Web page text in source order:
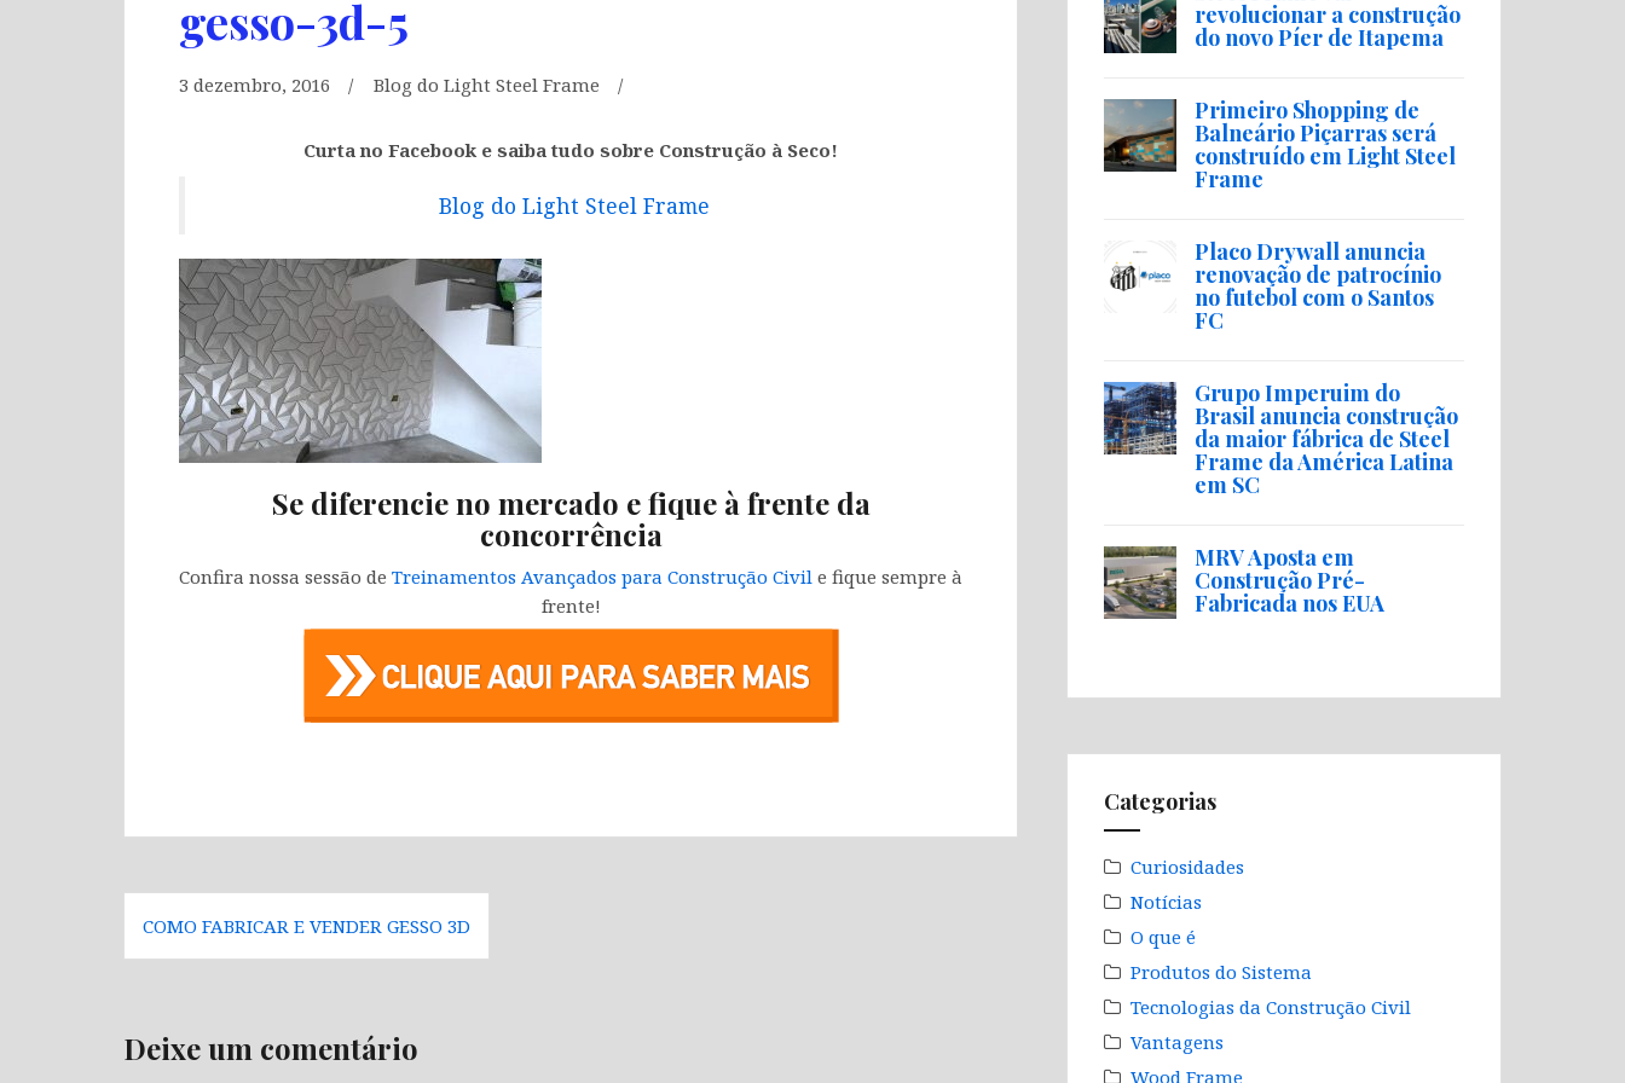
gesso-3d-5
3 dezembro, 2016 Blog do Light Steel Frame
Curta no Facebook e saiba tudo sobre Construção à Seco!
Blog do Light Steel Frame
Se diferencie no mercado e fique à frente da
concorrência
Confira nossa sessão de Treinamentos Avançados para Construção Civil e fique sempre à
frente!
Navegação
deCOMO FABRICAR E VENDER GESSO 3D
Deixe um comentário
revolucionar a construção
do novo Píer de Itapema
Primeiro Shopping de
Balneário Piçarras será
construído em Light Steel
Frame
Placo Drywall anuncia
renovação de patrocínio
no futebol com o Santos
FC
Grupo Imperuim do
Brasil anuncia construção
da maior fábrica de Steel
Frame da América Latina
em SC
MRV Aposta em
Construção Pré-
Fabricada nos EUA
Categorias
Curiosidades
Notícias
O que é
Produtos do Sistema
Tecnologias da Construção Civil
Vantagens
Wood Frame